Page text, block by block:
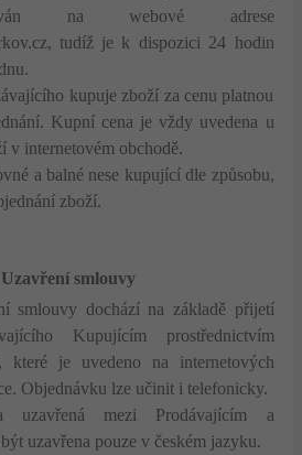
na webové adrese
tudíž je k dispozici 24 hodin
kupuje zboží za cenu platnou
Kupní cena je vždy uvedena u
v internetovém obchodě.
a balné nese kupující dle způsobu,
zboží.
smlouvy
smlouvy dochází na základě přijetí
Kupujícím prostřednictvím
které je uvedeno na internetových
Objednávku lze učinit i telefonicky.
uzavřená mezi Prodávajícím a
uzavřena pouze v českém jazyku.